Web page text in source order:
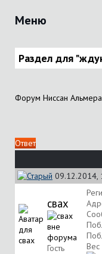
Меню
Раздел для
Форум Ниссан
Ответ
09.12.2014,
свах
Гость
Вес